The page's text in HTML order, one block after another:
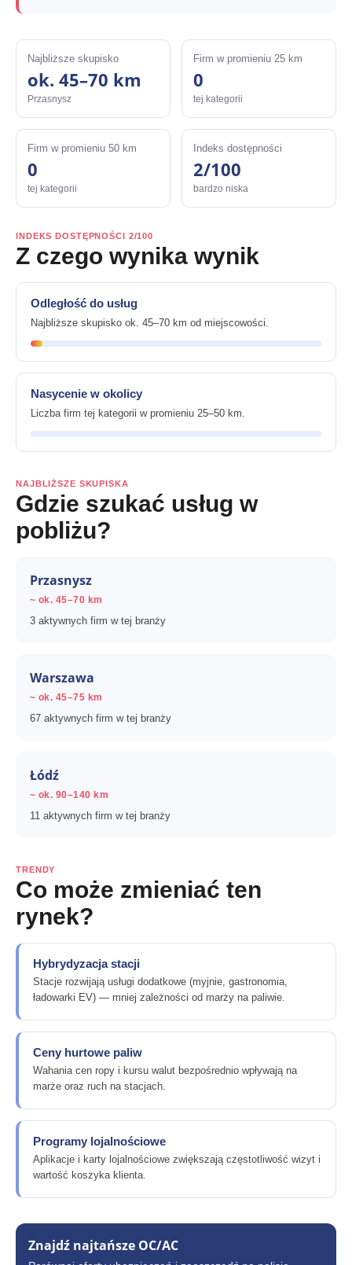
Najbliższe skupisko
ok. 45–70 km
Przasnysz
Firm w promieniu 25 km
0
tej kategorii
Firm w promieniu 50 km
0
tej kategorii
Indeks dostępności
2/100
bardzo niska
INDEKS DOSTĘPNOŚCI 2/100
Z czego wynika wynik
Odległość do usług
Najbliższe skupisko ok. 45–70 km od miejscowości.
Nasycenie w okolicy
Liczba firm tej kategorii w promieniu 25–50 km.
NAJBLIŻSZE SKUPISKA
Gdzie szukać usług w
pobliżu?
Przasnysz
~ ok. 45–70 km
3 aktywnych firm w tej branży
Warszawa
~ ok. 45–75 km
67 aktywnych firm w tej branży
Łódź
~ ok. 90–140 km
11 aktywnych firm w tej branży
TRENDY
Co może zmieniać ten
rynek?
Hybrydyzacja stacji
Stacje rozwijają usługi dodatkowe (myjnie, gastronomia,
ładowarki EV) — mniej zależności od marży na paliwie.
Ceny hurtowe paliw
Wahania cen ropy i kursu walut bezpośrednio wpływają na
marże oraz ruch na stacjach.
Programy lojalnościowe
Aplikacje i karty lojalnościowe zwiększają częstotliwość wizyt i
wartość koszyka klienta.
Znajdź najtańsze OC/AC